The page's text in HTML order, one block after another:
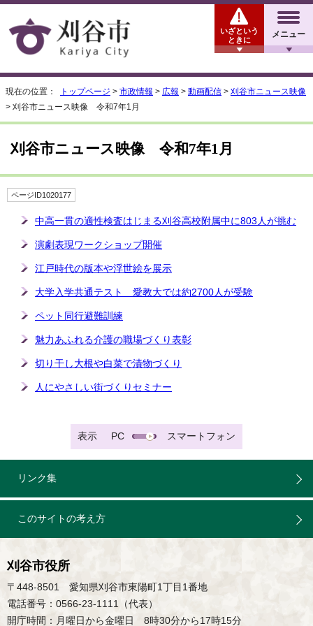
メニュー
いざという
ときに
現在の位置： トップページ > 市政情報 > 広報 > 動画配信 > 刈谷市ニュース映像
> 刈谷市ニュース映像 令和7年1月
刈谷市ニュース映像 令和7年1月
ページID1020177
中高一貫の適性検査はじまる刈谷高校附属中に803人が挑む
演劇表現ワークショップ開催
江戸時代の版本や浮世絵を展示
大学入学共通テスト 愛教大では約2700人が受験
ペット同行避難訓練
魅力あふれる介護の職場づくり表彰
切り干し大根や白菜で漬物づくり
人にやさしい街づくりセミナー
表示 PC スマートフォン
リンク集
このサイトの考え方
刈谷市役所
〒448-8501 愛知県刈谷市東陽町1丁目1番地
電話番号：0566-23-1111（代表）
開庁時間：月曜日から金曜日 8時30分から17時15分